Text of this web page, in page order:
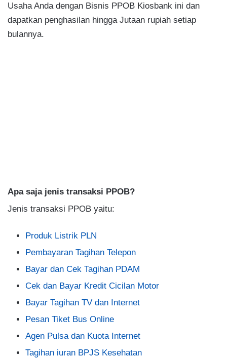
Usaha Anda dengan Bisnis PPOB Kiosbank ini dan
dapatkan penghasilan hingga Jutaan rupiah setiap
bulannya.
Apa saja jenis transaksi PPOB?
Jenis transaksi PPOB yaitu:
Produk Listrik PLN
Pembayaran Tagihan Telepon
Bayar dan Cek Tagihan PDAM
Cek dan Bayar Kredit Cicilan Motor
Bayar Tagihan TV dan Internet
Pesan Tiket Bus Online
Agen Pulsa dan Kuota Internet
Tagihan iuran BPJS Kesehatan